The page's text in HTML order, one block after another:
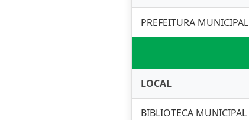
PREFEITURA MUNICIPAL
LOCAL
BIBLIOTECA MUNICIPAL